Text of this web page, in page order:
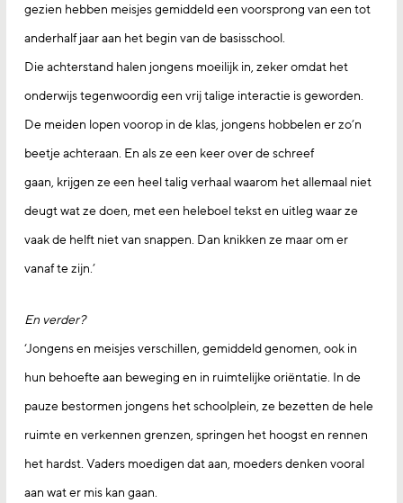
gezien hebben meisjes gemiddeld een voorsprong van een tot
anderhalf jaar aan het begin van de basisschool.
Die achterstand halen jongens moeilijk in, zeker omdat het
onderwijs tegenwoordig een vrij talige interactie is geworden.
De meiden lopen voorop in de klas, jongens hobbelen er zo’n
beetje achteraan. En als ze een keer over de schreef
gaan, krijgen ze een heel talig verhaal waarom het allemaal niet
deugt wat ze doen, met een heleboel tekst en uitleg waar ze
vaak de helft niet van snappen. Dan knikken ze maar om er
vanaf te zijn.’
En verder?
‘Jongens en meisjes verschillen, gemiddeld genomen, ook in
hun behoefte aan beweging en in ruimtelijke oriëntatie. In de
pauze bestormen jongens het schoolplein, ze bezetten de hele
ruimte en verkennen grenzen, springen het hoogst en rennen
het hardst. Vaders moedigen dat aan, moeders denken vooral
aan wat er mis kan gaan.